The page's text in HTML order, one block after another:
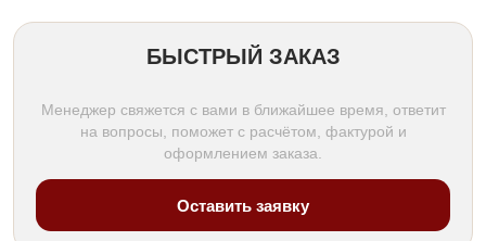
БЫСТРЫЙ ЗАКАЗ
Менеджер свяжется с вами в ближайшее время, ответит
на вопросы, поможет с расчётом, фактурой и
оформлением заказа.
Оставить заявку